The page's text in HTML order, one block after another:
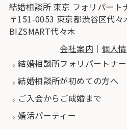
結婚相談所 東京 フォリパート
〒151-0053 東京都渋谷区代
BIZSMART代々木
会社案内 ｜ 個人
結婚相談所フォリパートナ
結婚相談所が初めての方へ
ご入会からご成婚まで
婚活パーティー